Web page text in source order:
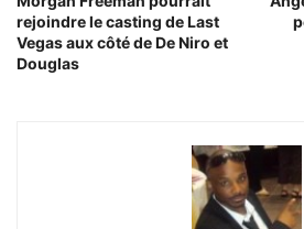
rejoindre le casting de Last
Vegas aux côté de De Niro et
Douglas